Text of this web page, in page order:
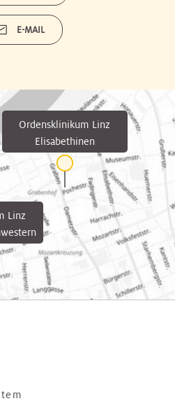
E-MAIL
Linz
Ordensklinikum Linz
Elisabethinen